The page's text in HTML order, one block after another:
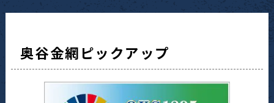
奥谷金網ピックアップ